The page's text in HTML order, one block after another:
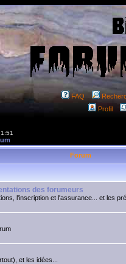
FAQ
Profil
Forum
des forumeurs
l'inscription et l'assurance... et les
et les idées...